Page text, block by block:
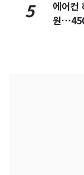
5
에어컨
원